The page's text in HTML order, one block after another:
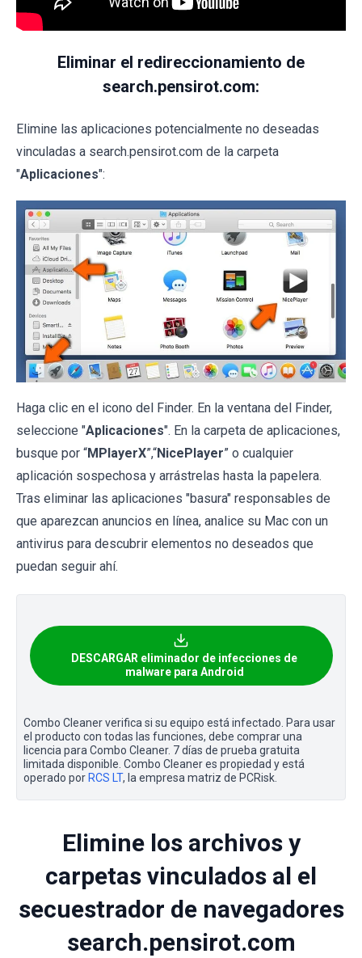
Eliminar el redireccionamiento de
search.pensirot.com:
Elimine las aplicaciones potencialmente no deseadas
vinculadas a search.pensirot.com de la carpeta
"Aplicaciones":
Haga clic en el icono del Finder. En la ventana del Finder,
seleccione "Aplicaciones". En la carpeta de aplicaciones,
busque por “MPlayerX”,“NicePlayer” o cualquier
aplicación sospechosa y arrástrelas hasta la papelera.
Tras eliminar las aplicaciones "basura" responsables de
que aparezcan anuncios en línea, analice su Mac con un
antivirus para descubrir elementos no deseados que
puedan seguir ahí.
DESCARGAR eliminador de infecciones de
malware para Android
Combo Cleaner verifica si su equipo está infectado. Para usar
el producto con todas las funciones, debe comprar una
licencia para Combo Cleaner. 7 días de prueba gratuita
limitada disponible. Combo Cleaner es propiedad y está
operado por RCS LT, la empresa matriz de PCRisk.
Elimine los archivos y
carpetas vinculados al el
secuestrador de navegadores
search.pensirot.com